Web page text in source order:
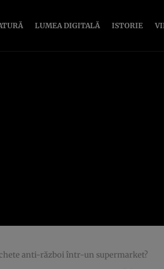
LUMEA DIGITALĂ ISTORIE
anti-război într-un supermarket?